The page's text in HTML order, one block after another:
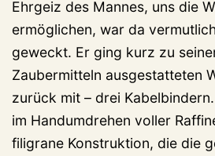
Ehrgeiz des Mannes, uns die
ermöglichen, war da
geweckt. Er ging kurz zu
Zaubermitteln ausgestatteten
zurück mit – drei
im Handumdrehen voller
filigrane Konstruktion, die die